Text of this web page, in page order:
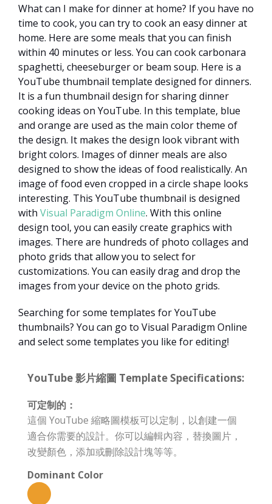
What can I make for dinner at home? If you have no
time to cook, you can try to cook an easy dinner at
home. Here are some meals that you can finish
within 40 minutes or less. You can cook carbonara
spaghetti, cheeseburger or beam soup. Here is a
YouTube thumbnail template designed for dinners.
It is a fun thumbnail design for sharing dinner
cooking ideas on YouTube. In this template, blue
and orange are used as the main color theme of
the design. It makes the design look vibrant with
bright colors. Images of dinner meals are also
designed to show the ideas of food realistically. An
image of food even cropped in a circle shape looks
interesting. This YouTube thumbnail is designed
with Visual Paradigm Online. With this online
design tool, you can easily create graphics with
images. There are hundreds of photo collages and
photo grids that allow you to select for
customizations. You can easily drag and drop the
images from your device on the photo grids.
Searching for some templates for YouTube
thumbnails? You can go to Visual Paradigm Online
and select some templates you like for editing!
YouTube 影片縮圖 Template Specifications:
可定制的：
這個 YouTube 縮略圖模板可以定制，以創建一個
適合你需要的設計。你可以編輯內容，替換圖片，
改變顏色，添加或刪除設計塊等等。
Dominant Color